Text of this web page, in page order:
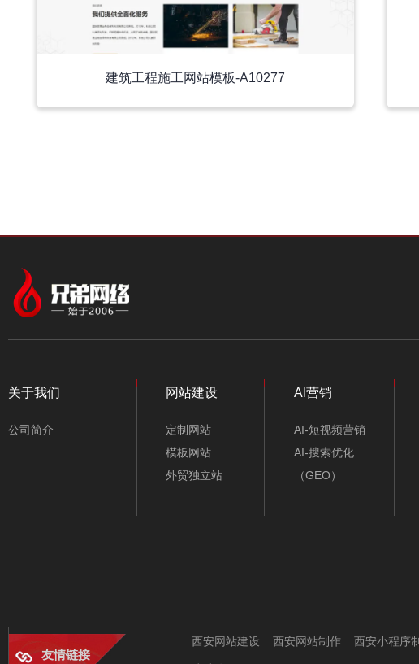
建筑工程施工网站模板-A10277
中文模板
外贸模板
颜色
不限类别
房产/建筑/装修
A10404-1
板-
关于我们
公司简介
网站建设
定制网站
模板网站
外贸独立站
AI营销
AI-短视频营销
AI-搜索优化
（GEO）
友情链接
西安网站建设 西安网站制作 西安小程序